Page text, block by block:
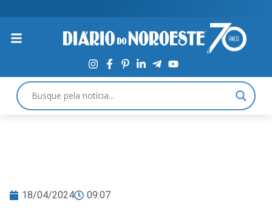
18/04/2024 09:07